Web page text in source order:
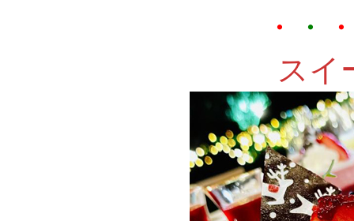
・ ・
スイ